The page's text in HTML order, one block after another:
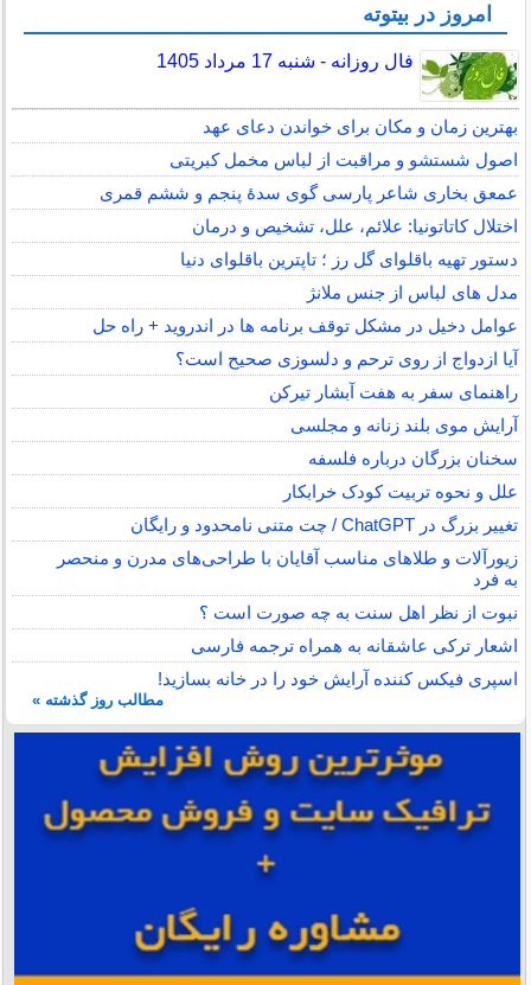
امروز در بیتوته
فال روزانه - شنبه 17 مرداد 1405
بهترین زمان و مکان برای خواندن دعای عهد
اصول شستشو و مراقبت از لباس مخمل کبریتی
عمعق بخاری شاعر پارسی گوی سدهٔ پنجم و ششم قمری
اختلال کاتاتونیا: علائم، علل، تشخیص و درمان
دستور تهیه باقلوای گل رز ؛ تاپترین باقلوای دنیا
مدل های لباس از جنس ملانژ
عوامل دخیل در مشکل توقف برنامه ها در اندروید + راه حل
آیا ازدواج از روی ترحم و دلسوزی صحیح است؟
راهنمای سفر به هفت آبشار تیرکن
آرایش موی بلند زنانه و مجلسی
سخنان بزرگان درباره فلسفه
علل و نحوه تربیت کودک خرابکار
تغییر بزرگ در ChatGPT / چت متنی نامحدود و رایگان
زیورآلات و طلاهای مناسب آقایان با طراحی‌های مدرن و منحصر
به فرد
نبوت از نظر اهل سنت به چه صورت است ؟
اشعار ترکی عاشقانه به همراه ترجمه فارسی
اسپری فیکس کننده آرایش خود را در خانه بسازید!
مطالب روز گذشته »